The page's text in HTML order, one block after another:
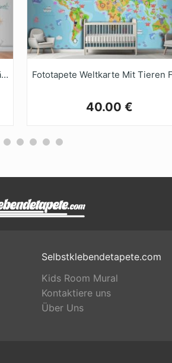
Fototapete Weltkarte Mit Tieren Häusern Und Naturelementen
40.00 €
Selbstklebendetapete.com
Kids Room Mural
Kontaktiere uns
Über Uns